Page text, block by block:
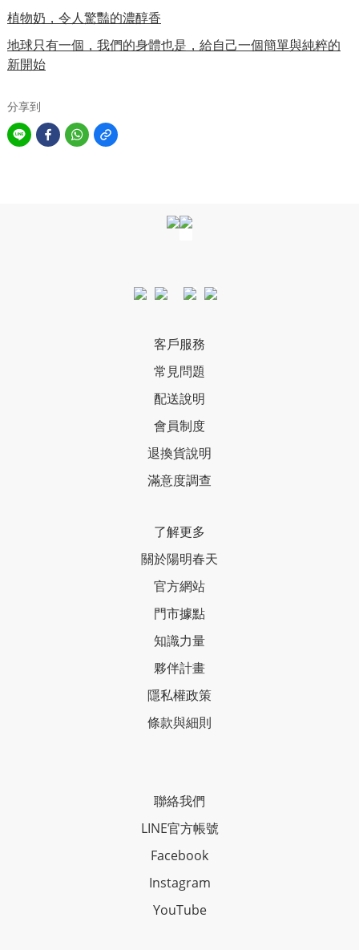
植物奶，令人驚豔的濃醇香
地球只有一個，我們的身體也是，給自己一個簡單與純粹的
新開始
分享到
客戶服務
常見問題
配送說明
會員制度
退換貨說明
滿意度調查
了解更多
關於陽明春天
官方網站
門市據點
知識力量
夥伴計畫
隱私權政策
條款與細則
聯絡我們
LINE官方帳號
Facebook
Instagram
YouTube